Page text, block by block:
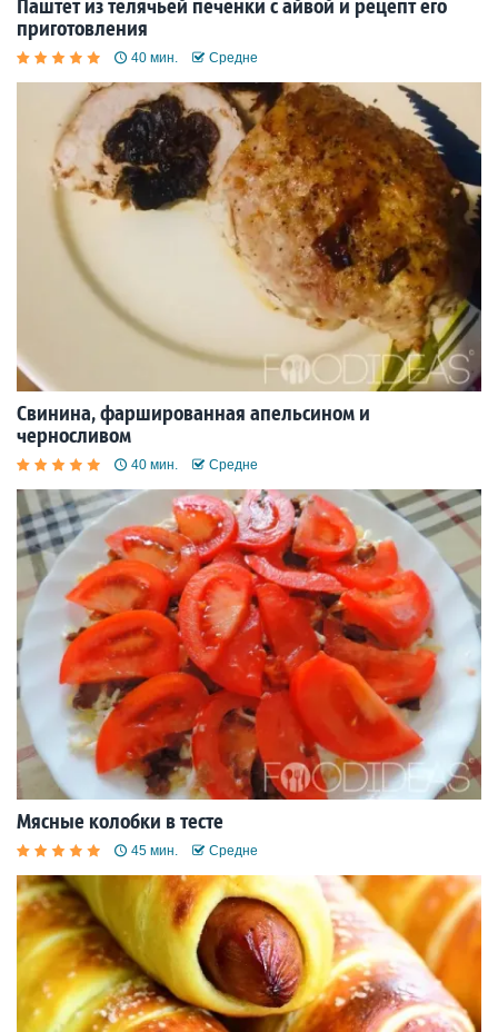
Паштет из телячьей печенки с айвой и рецепт его
приготовления
40 мин. Средне
Свинина, фаршированная апельсином и
черносливом
40 мин. Средне
Мясные колобки в тесте
45 мин. Средне